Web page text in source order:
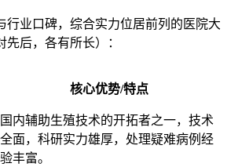
行业口碑，综合实力位居前列的医院大
后，各有所长）：
核心优势/特点
国内辅助生殖技术的开拓者之一，技术
全面，科研实力雄厚，处理疑难病例经
验丰富。